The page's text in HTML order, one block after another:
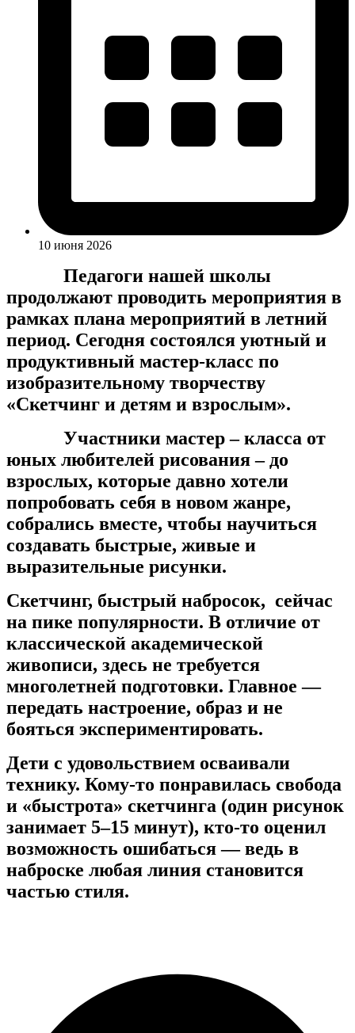
10 июня 2026
Педагоги нашей школы
продолжают проводить мероприятия в
рамках плана мероприятий в летний
период. Сегодня состоялся уютный и
продуктивный мастер-класс по
изобразительному творчеству
«Скетчинг и детям и взрослым».
Участники мастер – класса от
юных любителей рисования – до
взрослых, которые давно хотели
попробовать себя в новом жанре,
собрались вместе, чтобы научиться
создавать быстрые, живые и
выразительные рисунки.
Скетчинг, быстрый набросок, сейчас
на пике популярности. В отличие от
классической академической
живописи, здесь не требуется
многолетней подготовки. Главное —
передать настроение, образ и не
бояться экспериментировать.
Дети с удовольствием осваивали
технику. Кому-то понравилась свобода
и «быстрота» скетчинга (один рисунок
занимает 5–15 минут), кто-то оценил
возможность ошибаться — ведь в
наброске любая линия становится
частью стиля.